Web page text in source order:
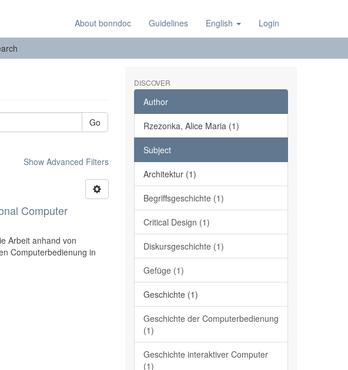
About bonndoc Guidelines English Login
Go
Show Advanced Filters
Computer
Arbeit anhand von
Computerbedienung in
DISCOVER
Author
Rzezonka, Alice Maria (1)
Subject
Architektur (1)
Begriffsgeschichte (1)
Critical Design (1)
Diskursgeschichte (1)
Gefüge (1)
Geschichte (1)
Geschichte der Computerbedienung
(1)
Geschichte interaktiver Computer
(1)